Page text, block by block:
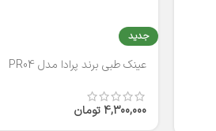
جدید
عینک طبی برند پرادا مدل PR04
4,300,000 تومان